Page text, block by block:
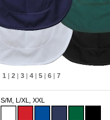
1 | 2 | 3 | 4 | 5 | 6 | 7
S/M, L/XL, XXL